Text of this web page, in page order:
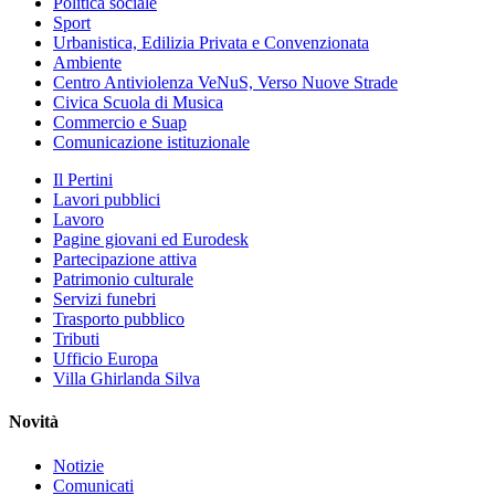
Sport
Urbanistica, Edilizia Privata e Convenzionata
Ambiente
Centro Antiviolenza VeNuS, Verso Nuove Strade
Civica Scuola di Musica
Commercio e Suap
Comunicazione istituzionale
Il Pertini
Lavori pubblici
Lavoro
Pagine giovani ed Eurodesk
Partecipazione attiva
Patrimonio culturale
Servizi funebri
Trasporto pubblico
Tributi
Ufficio Europa
Villa Ghirlanda Silva
Novità
Notizie
Comunicati